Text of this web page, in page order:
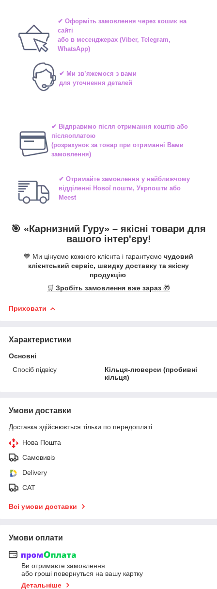
✔ Оформіть замовлення через кошик на
сайті
або в месенджерах(Viber, Telegram,
WhatsApp)
✔ Ми зв’яжемося з вами
для уточнення деталей
✔ Відправимо після отримання коштів або
післяоплатою
(розрахунок за товар при отриманні Вами
замовлення)
✔ Отримайте замовлення у найближчому
відділенні Нової пошти, Укрпошти або
Meest
🎯 «Карнизний Гуру» – якісні товари для
вашого інтер'єру!
💙 Ми цінуємо кожного клієнта і гарантуємо чудовий
клієнтський сервіс, швидку доставку та якісну
продукцію.
🛒 Зробіть замовлення вже зараз 🎁
Приховати
Характеристики
Основні
Спосіб підвісу
Кільця-люверси (пробивні
кільця)
Умови доставки
Доставка здійснюється тільки по передоплаті.
Нова Пошта
Самовивіз
Delivery
САТ
Всі умови доставки
Умови оплати
Ви отримаєте замовлення
або гроші повернуться на вашу картку
Детальніше